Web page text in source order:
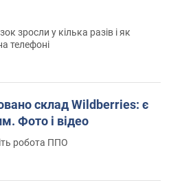
зросли у кілька разів і як
телефоні
склад Wildberries: є
Фото і відео
робота ППО